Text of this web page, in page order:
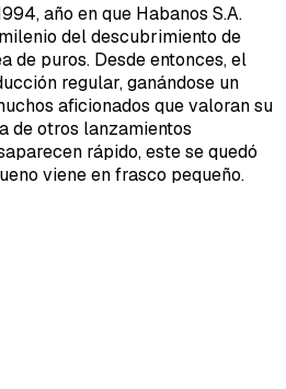
año en que Habanos S.A.
del descubrimiento de
de puros. Desde entonces, el
regular, ganándose un
aficionados que valoran su
de otros lanzamientos
rápido, este se quedó
viene en frasco pequeño.